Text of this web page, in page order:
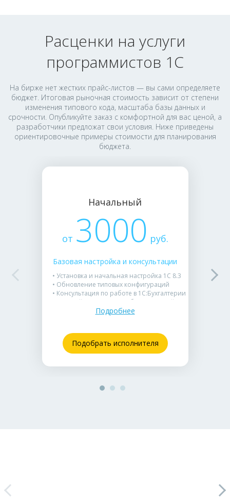
Расценки на услуги
программистов 1С
На бирже нет жестких прайс-листов — вы сами определяете
бюджет. Итоговая рыночная стоимость зависит от степени
изменения типового кода, масштаба базы данных и
срочности. Опубликуйте заказ с комфортной для вас ценой, а
разработчики предложат свои условия. Ниже приведены
ориентировочные примеры стоимости для планирования
бюджета.
Начальный
от 3000 руб.
Базовая настройка и консультации
• Установка и начальная настройка 1С 8.3
• Обновление типовых конфигураций
• Консультация по работе в 1С:Бухгалтерии
• Настройка заполнения бухгалтерской
отчетности в 1С
учете.
Подробнее
Подобрать исполнителя